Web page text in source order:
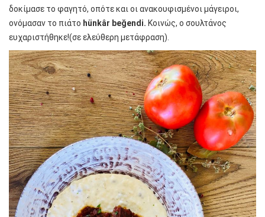
δοκίμασε το φαγητό, οπότε και οι ανακουφισμένοι μάγειροι,
ονόμασαν το πιάτο hünkâr beğendi. Κοινώς, ο σουλτάνος
ευχαριστήθηκε!(σε ελεύθερη μετάφραση).